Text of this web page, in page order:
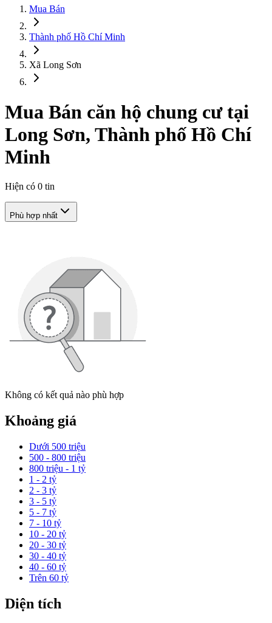
Mua Bán
Thành phố Hồ Chí Minh
Xã Long Sơn
Mua Bán căn hộ chung cư tại
Long Sơn, Thành phố Hồ Chí
Minh
Hiện có 0 tin
Phù hợp nhất
Không có kết quả nào phù hợp
Khoảng giá
Dưới 500 triệu
500 - 800 triệu
800 triệu - 1 tỷ
1 - 2 tỷ
2 - 3 tỷ
3 - 5 tỷ
5 - 7 tỷ
7 - 10 tỷ
10 - 20 tỷ
20 - 30 tỷ
30 - 40 tỷ
40 - 60 tỷ
Trên 60 tỷ
Diện tích